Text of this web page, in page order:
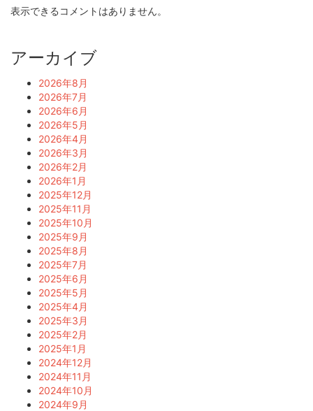
表示できるコメントはありません。
アーカイブ
2026年8月
2026年7月
2026年6月
2026年5月
2026年4月
2026年3月
2026年2月
2026年1月
2025年12月
2025年11月
2025年10月
2025年9月
2025年8月
2025年7月
2025年6月
2025年5月
2025年4月
2025年3月
2025年2月
2025年1月
2024年12月
2024年11月
2024年10月
2024年9月